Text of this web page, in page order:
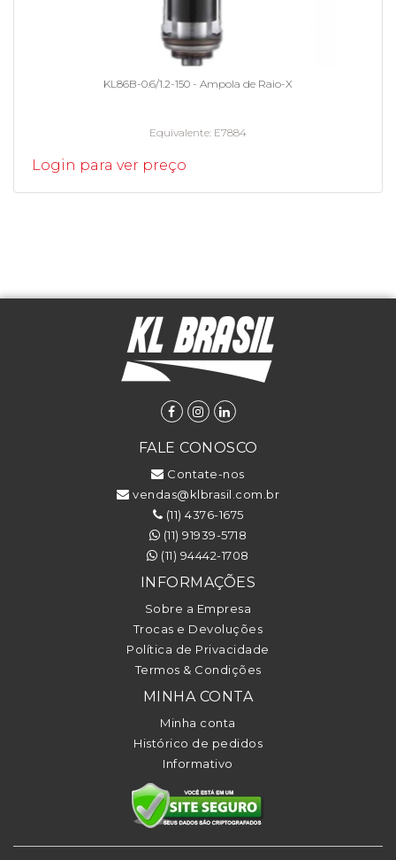
KL86B-0.6/1.2-150 - Ampola de Raio-X
Equivalente E7884
Login para ver preço
FALE CONOSCO
Contate-nos
vendas@klbrasil.com.br
(11) 4376-1675
(11) 91939-5718
(11) 94442-1708
INFORMAÇÕES
Sobre a Empresa
Trocas e Devoluções
Política de Privacidade
Termos & Condições
MINHA CONTA
Minha conta
Histórico de pedidos
Informativo